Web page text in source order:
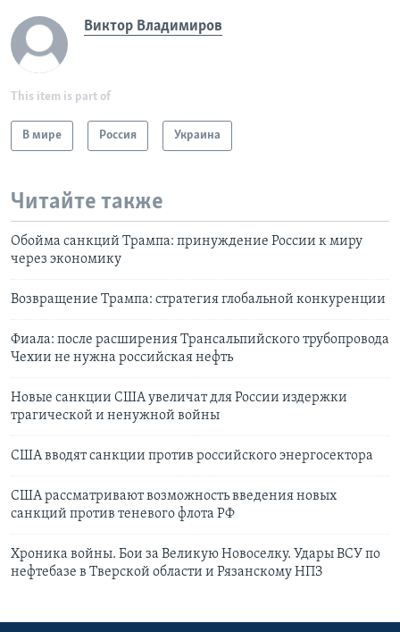
Виктор Владимиров
This item is part of
В мире Россия Украина
Читайте также
Обойма санкций Трампа: принуждение России к миру
через экономику
Возвращение Трампа: стратегия глобальной конкуренции
Фиала: после расширения Трансальпийского трубопровода
Чехии не нужна российская нефть
Новые санкции США увеличат для России издержки
трагической и ненужной войны
США вводят санкции против российского энергосектора
США рассматривают возможность введения новых
санкций против теневого флота РФ
Хроника войны. Бои за Великую Новоселку. Удары ВСУ по
нефтебазе в Тверской области и Рязанскому НПЗ